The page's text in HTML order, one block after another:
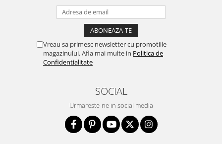
Vreau sa primesc newsletter cu promotiile
magazinului. Afla mai multe in Politica de
Confidentialitate
SOCIAL
Urmareste-ne in social media